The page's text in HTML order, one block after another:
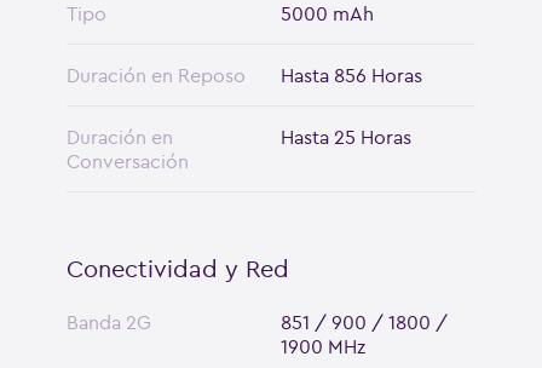
Tipo 5000 mAh
Duración en Reposo Hasta 856 Horas
Duración en
Conversación
Hasta 25 Horas
Conectividad y Red
Banda 2G
851 / 900 / 1800 /
1900 MHz